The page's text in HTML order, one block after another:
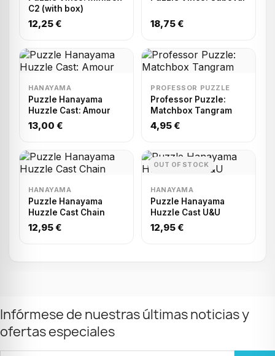
C2 (with box)
12,25 € 18,75 €
HANAYAMA
Puzzle Hanayama
Huzzle Cast: Amour
13,00 €
PROFESSOR PUZZLE
Professor Puzzle:
Matchbox Tangram
4,95 €
HANAYAMA
Puzzle Hanayama
Huzzle Cast Chain
12,95 €
OUT OF STOCK
HANAYAMA
Puzzle Hanayama
Huzzle Cast U&U
12,95 €
Infórmese de nuestras últimas noticias y
ofertas especiales